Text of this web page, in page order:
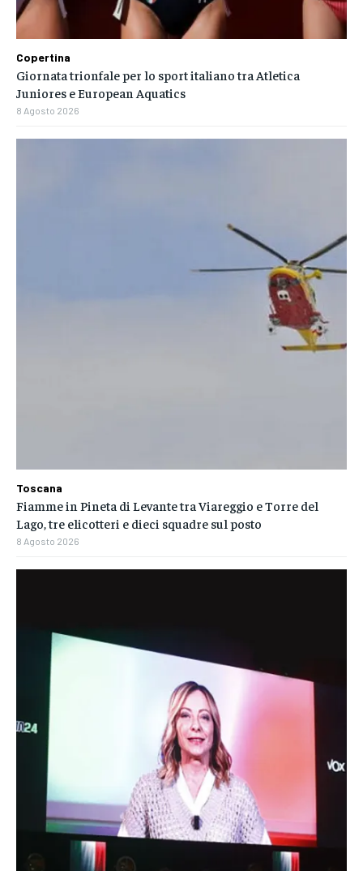
Copertina
Giornata trionfale per lo sport italiano tra Atletica
Juniores e European Aquatics
8 Agosto 2026
Toscana
Fiamme in Pineta di Levante tra Viareggio e Torre del
Lago, tre elicotteri e dieci squadre sul posto
8 Agosto 2026